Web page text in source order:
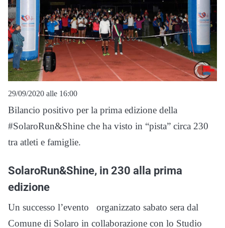
29/09/2020 alle 16:00
Bilancio positivo per la prima edizione della
#SolaroRun&Shine che ha visto in “pista” circa 230
tra atleti e famiglie.
SolaroRun&Shine, in 230 alla prima
edizione
Un successo l’evento organizzato sabato sera dal
Comune di Solaro in collaborazione con lo Studio